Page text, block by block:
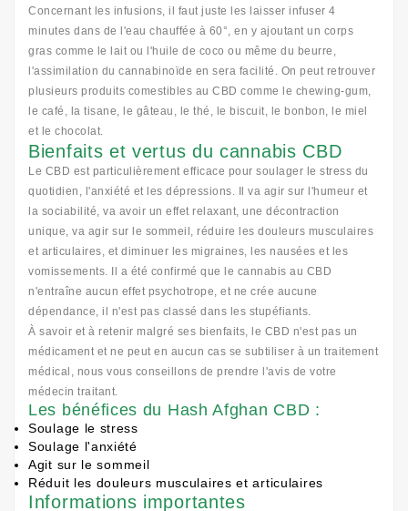
Concernant les infusions, il faut juste les laisser infuser 4
minutes dans de l'eau chauffée à 60°, en y ajoutant un corps
gras comme le lait ou l'huile de coco ou même du beurre,
l'assimilation du cannabinoïde en sera facilité. On peut retrouver
plusieurs produits comestibles au CBD comme le chewing-gum,
le café, la tisane, le gâteau, le thé, le biscuit, le bonbon, le miel
et le chocolat.
Bienfaits et vertus du cannabis CBD
Le CBD est particulièrement efficace pour soulager le stress du
quotidien, l'anxiété et les dépressions. Il va agir sur l'humeur et
la sociabilité, va avoir un effet relaxant, une décontraction
unique, va agir sur le sommeil, réduire les douleurs musculaires
et articulaires, et diminuer les migraines, les nausées et les
vomissements. Il a été confirmé que le cannabis au CBD
n'entraîne aucun effet psychotrope, et ne crée aucune
dépendance, il n'est pas classé dans les stupéfiants.
À savoir et à retenir malgré ses bienfaits, le CBD n'est pas un
médicament et ne peut en aucun cas se subtiliser à un traitement
médical, nous vous conseillons de prendre l'avis de votre
médecin traitant.
Les bénéfices du Hash Afghan CBD :
Soulage le stress
Soulage l'anxiété
Agit sur le sommeil
Réduit les douleurs musculaires et articulaires
Informations importantes